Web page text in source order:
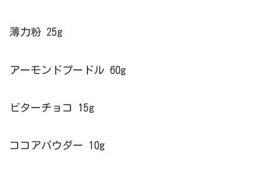
薄力粉 25g
アーモンドプードル 60g
ビターチョコ 15g
ココアパウダー 10g